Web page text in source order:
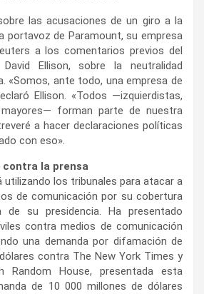
las acusaciones de un giro a la
portavoz de Paramount, su empresa
a los comentarios previos del
Ellison, sobre la neutralidad
«Somos, ante todo, una empresa de
Ellison. «Todos —izquierdistas,
mayores— forman parte de nuestra
a hacer declaraciones políticas
con eso».
contra la prensa
utilizando los tribunales para atacar a
de comunicación por su cobertura
de su presidencia. Ha presentado
contra medios de comunicación
una demanda por difamación de
contra The New York Times y
Random House, presentada esta
de 10 000 millones de dólares